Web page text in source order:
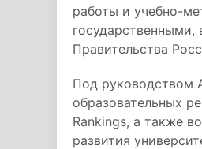
работы и учебно-
Правительства
Под руководством
образовательных
Rankings, а также
развития